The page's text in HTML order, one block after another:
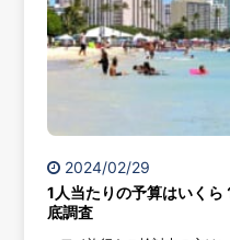
2024/02/29
1人当たりの予算はいく
底調査